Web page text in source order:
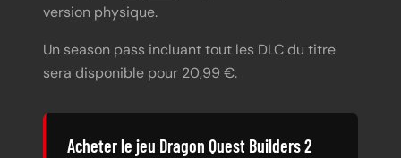
version physique.
Un season pass incluant tout les DLC du titre
sera disponible pour 20,99 €.
Acheter le jeu Dragon Quest Builders 2